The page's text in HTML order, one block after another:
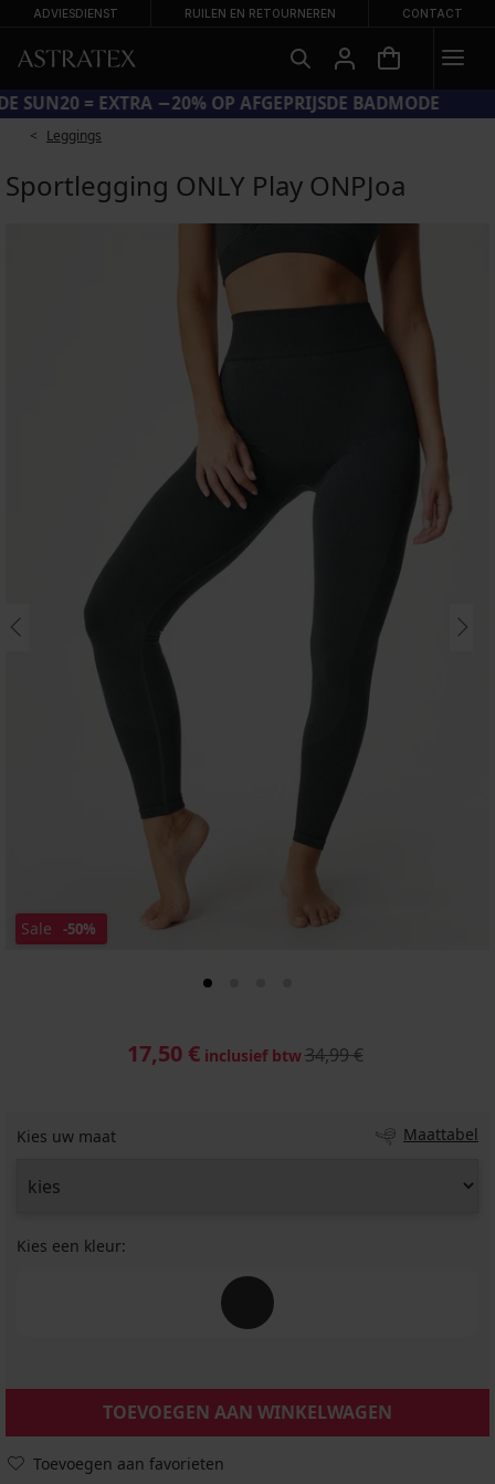
ADVIESDIENST RUILEN EN RETOURNEREN CONTACT
CODE SUN20 = EXTRA −20% OP AFGEPRIJSDE BADMODE
Leggings
Sportlegging ONLY Play ONPJoa
Sale -50%
17,50 € inclusief btw34,99 €
Kies uw maat Maattabel
Kies een kleur:
TOEVOEGEN AAN WINKELWAGEN
Toevoegen aan favorieten